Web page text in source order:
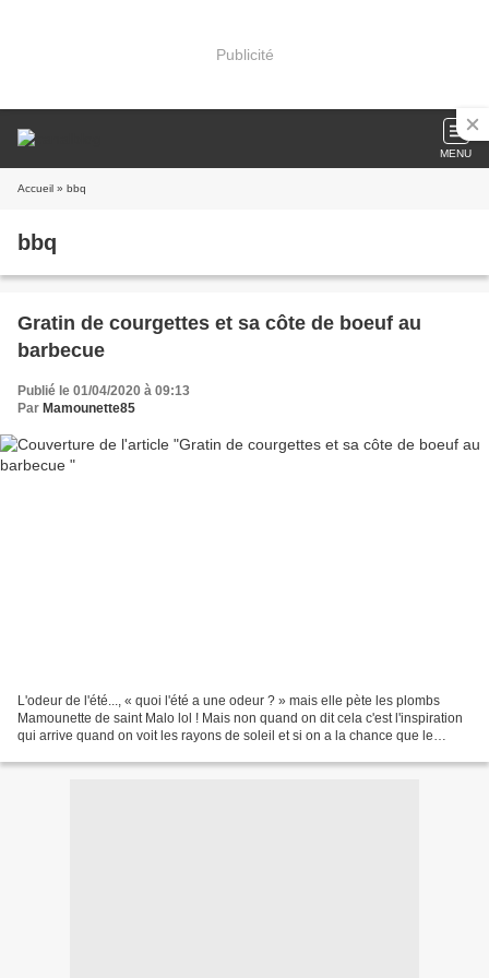
Publicité
MENU
Accueil » bbq
bbq
Gratin de courgettes et sa côte de boeuf au
barbecue
Publié le 01/04/2020 à 09:13
Par Mamounette85
L'odeur de l'été..., « quoi l'été a une odeur ? » mais elle pète les plombs
Mamounette de saint Malo lol ! Mais non quand on dit cela c'est l'inspiration
qui arrive quand on voit les rayons de soleil et si on a la chance que le